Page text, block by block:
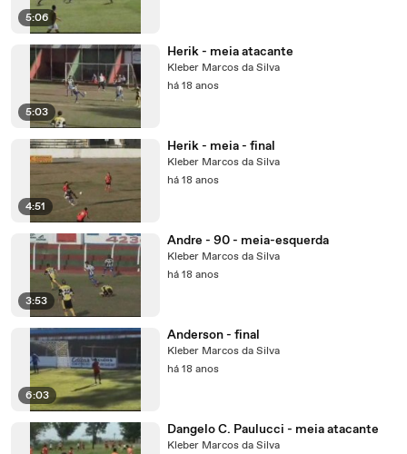
5:06
5:03
Herik - meia atacante
Kleber Marcos da Silva
há 18 anos
4:51
Herik - meia - final
Kleber Marcos da Silva
há 18 anos
3:53
Andre - 90 - meia-esquerda
Kleber Marcos da Silva
há 18 anos
6:03
Anderson - final
Kleber Marcos da Silva
há 18 anos
Dangelo C. Paulucci - meia atacante
Kleber Marcos da Silva